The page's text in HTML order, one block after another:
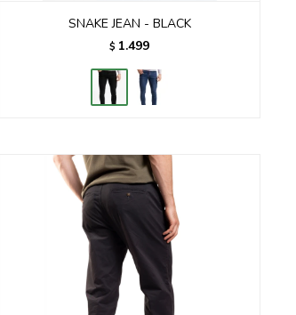
SNAKE JEAN - BLACK
$ 1.499